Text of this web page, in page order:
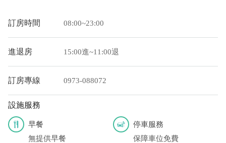
您也可以利用這幾個常用的網路ATM匯款： [
宿有提供該銀行匯款帳號喔。) 匯入任何款項後，請記得與業者
連絡喔！
訂房時間 08:00~23:00
進退房 15:00進~11:00退
訂房專線 0973-088072
設施服務
早餐
無提供早餐
停車服務
保障車位免費